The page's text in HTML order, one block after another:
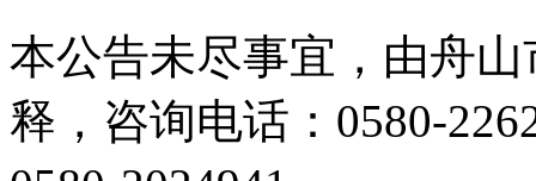
本公告未尽事宜，由舟
释，咨询电话： 0580-